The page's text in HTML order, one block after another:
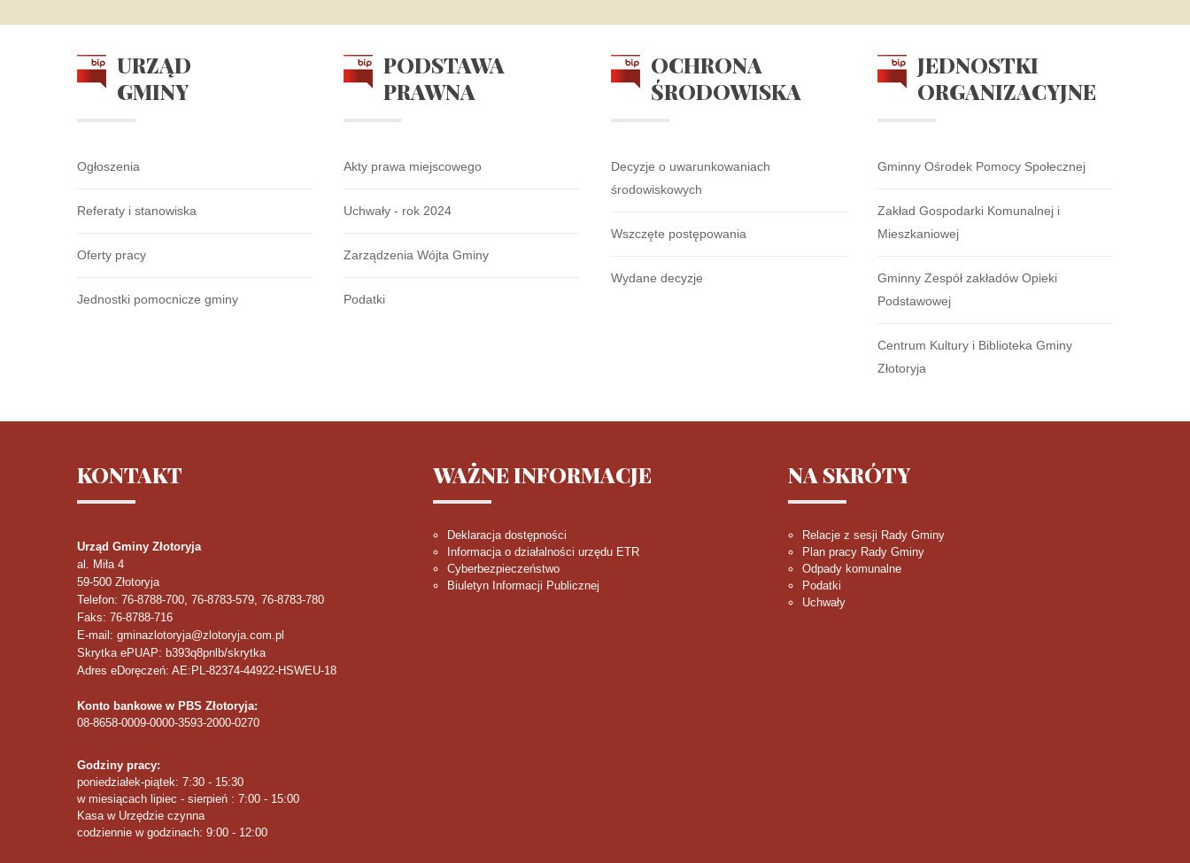
URZĄD
GMINY
Ogłoszenia
Referaty i stanowiska
Oferty pracy
Jednostki pomocnicze gminy
PODSTAWA
PRAWNA
Akty prawa miejscowego
Uchwały - rok 2024
Zarządzenia Wójta Gminy
Podatki
OCHRONA
ŚRODOWISKA
Decyzje o uwarunkowaniach
środowiskowych
Wszczęte postępowania
Wydane decyzje
JEDNOSTKI
ORGANIZACYJNE
Gminny Ośrodek Pomocy Społecznej
Zakład Gospodarki Komunalnej i
Mieszkaniowej
Gminny Zespół zakładów Opieki
Podstawowej
Centrum Kultury i Biblioteka Gminy
Złotoryja
KONTAKT
Urząd Gminy Złotoryja
al. Miła 4
59-500 Złotoryja
Telefon: 76-8788-700, 76-8783-579, 76-8783-780
Faks: 76-8788-716
E-mail: gminazlotoryja@zlotoryja.com.pl
Skrytka ePUAP: b393q8pnlb/skrytka
Adres eDoręczeń: AE:PL-82374-44922-HSWEU-18
Konto bankowe w PBS Złotoryja:
08-8658-0009-0000-3593-2000-0270
Godziny pracy:
poniedziałek-piątek: 7:30 - 15:30
w miesiącach lipiec - sierpień : 7:00 - 15:00
Kasa w Urzędzie czynna
codziennie w godzinach: 9:00 - 12:00
WAŻNEINFORMACJE
Deklaracja dostępności
Informacja o działalności urzędu ETR
Cyberbezpieczeństwo
Biuletyn Informacji Publicznej
NA SKRÓTY
Relacje z sesji Rady Gminy
Plan pracy Rady Gminy
Odpady komunalne
Podatki
Uchwały